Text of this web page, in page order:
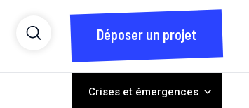
Déposer un projet
Crises et émergences